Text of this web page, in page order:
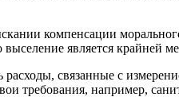
компенсации
является крайней
расходы, связанные с
требования, например,